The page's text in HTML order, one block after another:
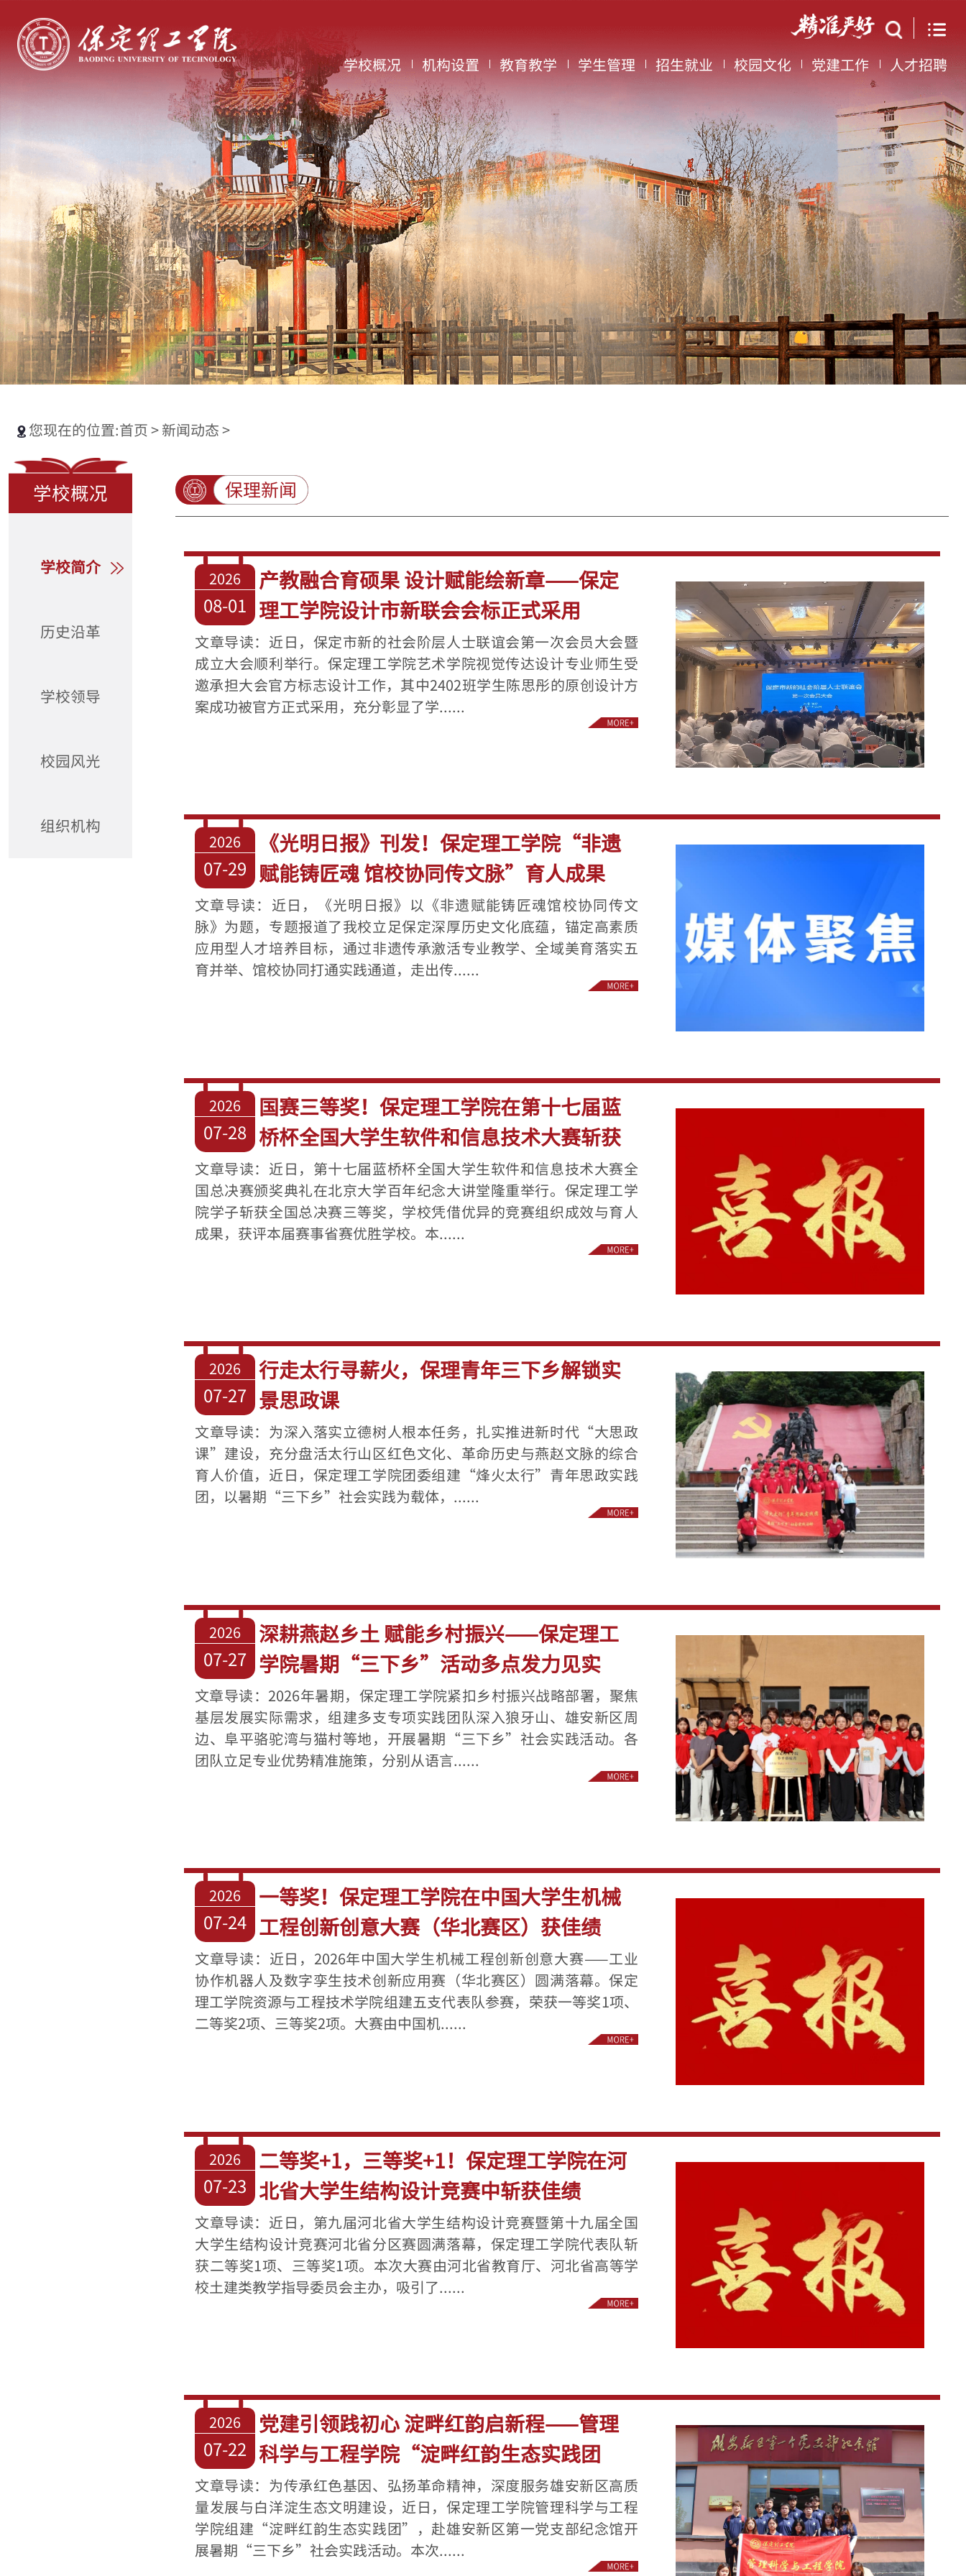
学校概况 机构设置 教育教学 学生管理 招生就业 校园文化 党建工作 人才招聘
您现在的位置:首页 > 新闻动态 >
学校概况
学校简介
历史沿革
学校领导
校园风光
组织机构
保理新闻
2026
08-01
产教融合育硕果 设计赋能绘新章——保定
理工学院设计市新联会会标正式采用
文章导读：近日，保定市新的社会阶层人士联谊会第一次会员大会暨
成立大会顺利举行。保定理工学院艺术学院视觉传达设计专业师生受
邀承担大会官方标志设计工作，其中2402班学生陈思彤的原创设计方
案成功被官方正式采用，充分彰显了学......
2026
07-29
《光明日报》刊发！保定理工学院“非遗
赋能铸匠魂 馆校协同传文脉”育人成果
文章导读：近日，《光明日报》以《非遗赋能铸匠魂馆校协同传文
脉》为题，专题报道了我校立足保定深厚历史文化底蕴，锚定高素质
应用型人才培养目标，通过非遗传承激活专业教学、全域美育落实五
育并举、馆校协同打通实践通道，走出传......
2026
07-28
国赛三等奖！保定理工学院在第十七届蓝
桥杯全国大学生软件和信息技术大赛斩获
文章导读：近日，第十七届蓝桥杯全国大学生软件和信息技术大赛全
国总决赛颁奖典礼在北京大学百年纪念大讲堂隆重举行。保定理工学
院学子斩获全国总决赛三等奖，学校凭借优异的竞赛组织成效与育人
成果，获评本届赛事省赛优胜学校。本......
2026
07-27
行走太行寻薪火，保理青年三下乡解锁实
景思政课
文章导读：为深入落实立德树人根本任务，扎实推进新时代“大思政
课”建设，充分盘活太行山区红色文化、革命历史与燕赵文脉的综合
育人价值，近日，保定理工学院团委组建“烽火太行”青年思政实践
团，以暑期“三下乡”社会实践为载体，......
2026
07-27
深耕燕赵乡土 赋能乡村振兴——保定理工
学院暑期“三下乡”活动多点发力见实
文章导读：2026年暑期，保定理工学院紧扣乡村振兴战略部署，聚焦
基层发展实际需求，组建多支专项实践团队深入狼牙山、雄安新区周
边、阜平骆驼湾与猫村等地，开展暑期“三下乡”社会实践活动。各
团队立足专业优势精准施策，分别从语言......
2026
07-24
一等奖！保定理工学院在中国大学生机械
工程创新创意大赛（华北赛区）获佳绩
文章导读：近日，2026年中国大学生机械工程创新创意大赛——工业
协作机器人及数字孪生技术创新应用赛（华北赛区）圆满落幕。保定
理工学院资源与工程技术学院组建五支代表队参赛，荣获一等奖1项、
二等奖2项、三等奖2项。大赛由中国机......
2026
07-23
二等奖+1，三等奖+1！保定理工学院在河
北省大学生结构设计竞赛中斩获佳绩
文章导读：近日，第九届河北省大学生结构设计竞赛暨第十九届全国
大学生结构设计竞赛河北省分区赛圆满落幕，保定理工学院代表队斩
获二等奖1项、三等奖1项。本次大赛由河北省教育厅、河北省高等学
校土建类教学指导委员会主办，吸引了......
2026
07-22
党建引领践初心 淀畔红韵启新程——管理
科学与工程学院“淀畔红韵生态实践团
文章导读：为传承红色基因、弘扬革命精神，深度服务雄安新区高质
量发展与白洋淀生态文明建设，近日，保定理工学院管理科学与工程
学院组建“淀畔红韵生态实践团”，赴雄安新区第一党支部纪念馆开
展暑期“三下乡”社会实践活动。本次......